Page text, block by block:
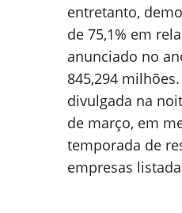
entretanto,
de 75,1% em
anunciado no
845,294
divulgada na
de março, em
temporada de
empresas